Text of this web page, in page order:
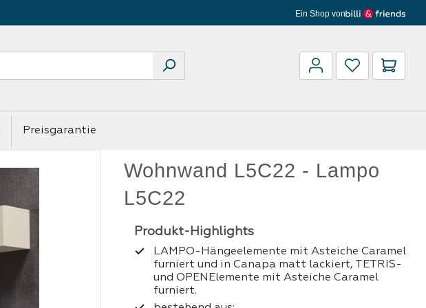
Ein Shop von
Preisgarantie
Wohnwand L5C22 - Lampo
L5C22
LAMPO-Hängeelemente mit Asteiche Caramel
furniert und in Canapa matt lackiert, TETRIS-
und OPENElemente mit Asteiche Caramel
furniert.